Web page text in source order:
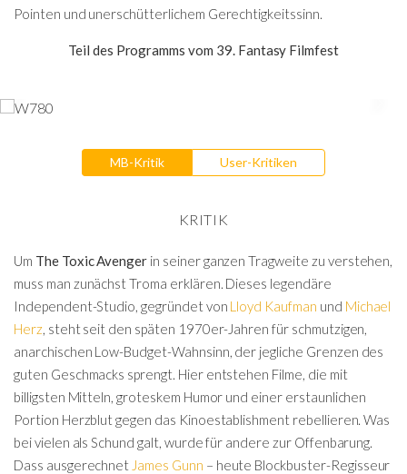
Pointen und unerschütterlichem Gerechtigkeitssinn.
Teil des Programms vom 39. Fantasy Filmfest
MB-Kritik User-Kritiken
KRITIK
Um The Toxic Avenger in seiner ganzen Tragweite zu verstehen,
muss man zunächst Troma erklären. Dieses legendäre
Independent-Studio, gegründet von Lloyd Kaufman und Michael
Herz, steht seit den späten 1970er-Jahren für schmutzigen,
anarchischen Low-Budget-Wahnsinn, der jegliche Grenzen des
guten Geschmacks sprengt. Hier entstehen Filme, die mit
billigsten Mitteln, groteskem Humor und einer erstaunlichen
Portion Herzblut gegen das Kinoestablishment rebellieren. Was
bei vielen als Schund galt, wurde für andere zur Offenbarung.
Dass ausgerechnet James Gunn – heute Blockbuster-Regisseur